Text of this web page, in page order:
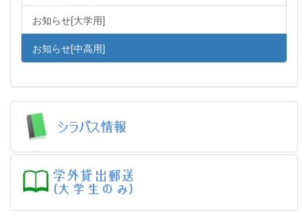
お知らせ[大学用]
お知らせ[中高用]